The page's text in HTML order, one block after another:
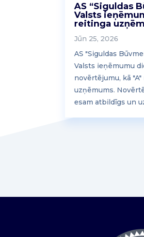
AS “Siguldas
Valsts
reitinga
Jūn 25, 2026
AS "Siguldas
Valsts ieņēmumu
novērtējumu, kā
uzņēmums.
esam atbildīgs un